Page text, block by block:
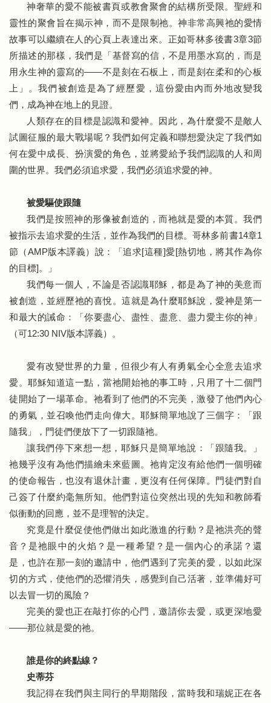
神奢華的愛不能被書頁或教會聚會的結構所受限。聖經和
靈性的聚會旨在揭示神，而不是限制祂。神非常高興祂的愛情
故事可以繼續在人的心頁上表達出來。正如哥林多後書3章3節
所描述的那樣，我們是「基督寫的信，不是用墨水寫的，而是
用永生神的靈寫的——不是刻在石板上，而是刻在柔和的心板
上」。我們被創造是為了經歷愛，這份愛由內而外地改變我
們，成為神在地上的見證。
人類存在的目標是認識和愛神。因此，為什麼愛不是敵人
試圖征服的最大戰場呢？我們如何定義和聯想愛決定了我們如
何在愛中成長、扮演愛的角色，並將愛給予我們認識的人和周
圍的世界。我們必須追求愛，我們必須追求愛的神。
被愛驅使跟隨
我們是按照神的形像被創造的，而祂就是愛的本質。我們
被指示去追求愛的生活，並作為我們的目標。哥林多前書14章1
節（AMP版本譯義）說：「追求[這種]愛[熱切地，將其作為你
的目標]。」
我們每一個人，不論是否認識耶穌，都是為了神的美意而
被創造，並經歷祂的喜悅。這就是為什麼耶穌說，愛神是第一
和最大的誡命：「你要盡心、盡性、盡意、盡力愛主你的神」
（可12:30 NIV版本譯義）。
愛有改變世界的力量，但很少有人有勇氣全心全意去追求
愛。耶穌知道這一點，當祂開始祂的事工時，只用了十二個門
徒開始了一場革命。祂看到了他們的不完美，激發了他們內心
的勇氣，並召喚他們走向偉大。耶穌簡單地說了三個字：「跟
隨我」，門徒們便放下了一切跟隨祂。
讓我們停下來想一想，耶穌只是簡單地說：「跟隨我。」
祂幾乎沒有為他們描繪未來藍圖。祂肯定沒有給他們一個明確
的使命報告，也沒有退休計畫，更沒有任何保障。門徒們對自
己簽了什麼約毫無所知。他們對這位突然出現的先知和教師看
似衝動的回應，並不是理智的決定。
究竟是什麼促使他們做出如此激進的行動？是祂洪亮的聲
音？是祂眼中的火焰？是一種希望？是一個內心的承諾？還
是，也許在那一刻的邀請中，他們遇到了完美的愛，以如此深
切的方式，使他們的恐懼消失，感覺到自己活著，並準備好可
以去冒一切的風險？
完美的愛也正在敲打你的心門，邀請你去愛，或更深地愛
——那位就是愛的祂。
誰是你的終點線？
史蒂芬
我記得在我們與主同行的早期階段，當時我和瑞妮正在各